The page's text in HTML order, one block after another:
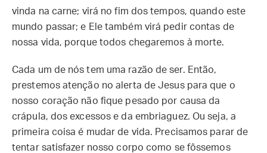
vinda na carne; virá no fim dos tempos, quando este
mundo passar; e Ele também virá pedir contas de
nossa vida, porque todos chegaremos à morte.
Cada um de nós tem uma razão de ser. Então,
prestemos atenção no alerta de Jesus para que o
nosso coração não fique pesado por causa da
crápula, dos excessos e da embriaguez. Ou seja, a
primeira coisa é mudar de vida. Precisamos parar de
tentar satisfazer nosso corpo como se fôssemos